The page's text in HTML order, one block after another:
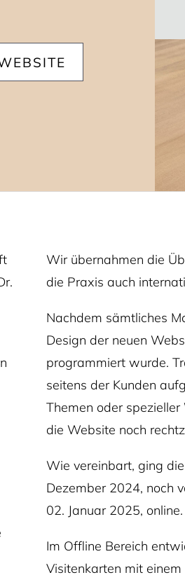
Wir übernahmen die
die Praxis auch
Nachdem sämtliches
Design der neuen
programmiert wurde.
seitens der Kunden
Themen oder
die Website noch
Wie vereinbart, ging
Dezember 2024, noch
02. Januar 2025, online.
Im Offline Bereich
Visitenkarten mit einem